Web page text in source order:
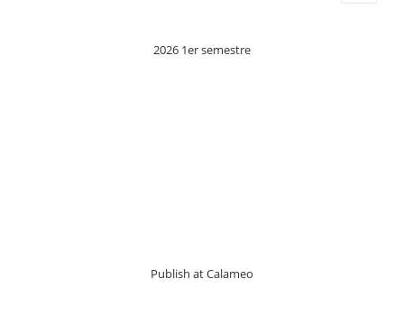
2026 1er semestre
Publish at Calameo